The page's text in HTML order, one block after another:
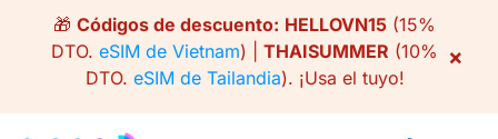
🎁 Códigos de descuento: HELLOVN15 (15%
DTO. eSIM de Vietnam) | THAISUMMER (10%
DTO. eSIM de Tailandia). ¡Usa el tuyo!
×